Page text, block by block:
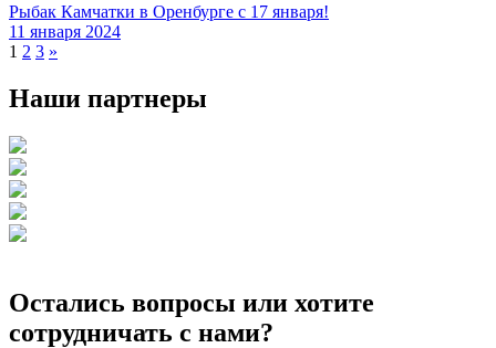
Рыбак Камчатки в Оренбурге с 17 января!
11 января 2024
Навигация
по
записям
1 2 3 »
Наши партнеры
Остались вопросы или хотите
сотрудничать с нами?